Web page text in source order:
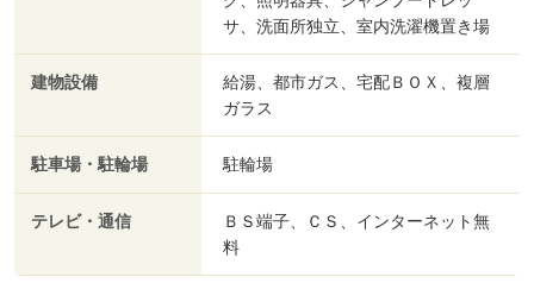
サ、洗面所独立、室内洗濯機置き場
建物設備
給湯、都市ガス、宅配ＢＯＸ、複層
ガラス
駐車場・駐輪場 駐輪場
テレビ・通信
ＢＳ端子、ＣＳ、インターネット無
料